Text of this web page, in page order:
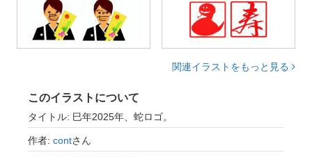
関連イラストをもっと見る
このイラストについて
タイトル: 巳年2025年、蛇ロゴ。
作者: contさん